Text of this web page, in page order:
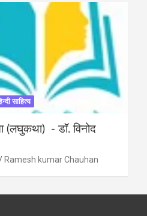
साहित्य
(लघुकथा) ​- डॉ. विनोद
Ramesh kumar Chauhan